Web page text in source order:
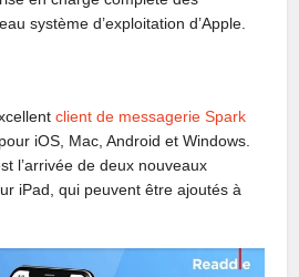
système d’exploitation d’Apple.
client de messagerie Spark
iOS, Mac, Android et Windows.
l’arrivée de deux nouveaux
iPad, qui peuvent être ajoutés à